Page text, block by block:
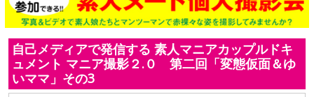
自己メディアで発信する 素人マニアカップルドキ
ュメント マニア撮影２.０ 第二回「変態仮面＆ゆ
いママ」その3